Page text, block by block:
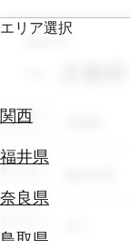
エリア選択
関西
福井県
奈良県
エ
券
テ
search
エリア
テーマ